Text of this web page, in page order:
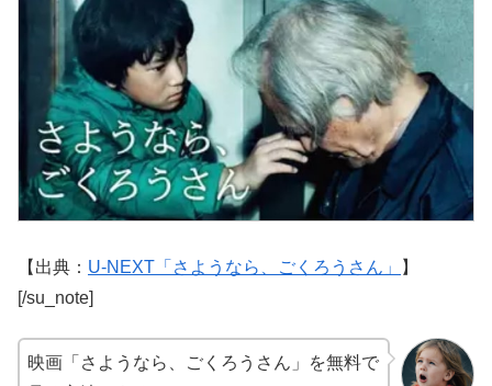
【出典： U-NEXT「さようなら、ごくろうさん」
】
[/su_note]
映画「さようなら、ごくろうさん」を無料で